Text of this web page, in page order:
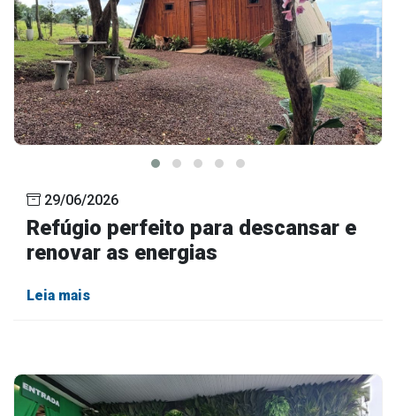
29/06/2026
Refúgio perfeito para descansar e
renovar as energias
Leia mais